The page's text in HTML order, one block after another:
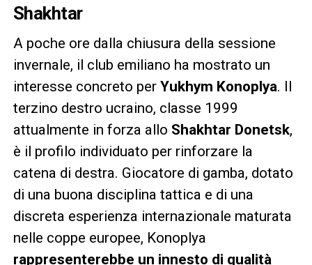
Shakhtar
A poche ore dalla chiusura della sessione
invernale, il club emiliano ha mostrato un
interesse concreto per Yukhym Konoplya. Il
terzino destro ucraino, classe 1999
attualmente in forza allo Shakhtar Donetsk,
è il profilo individuato per rinforzare la
catena di destra. Giocatore di gamba, dotato
di una buona disciplina tattica e di una
discreta esperienza internazionale maturata
nelle coppe europee, Konoplya
rappresenterebbe un innesto di qualità